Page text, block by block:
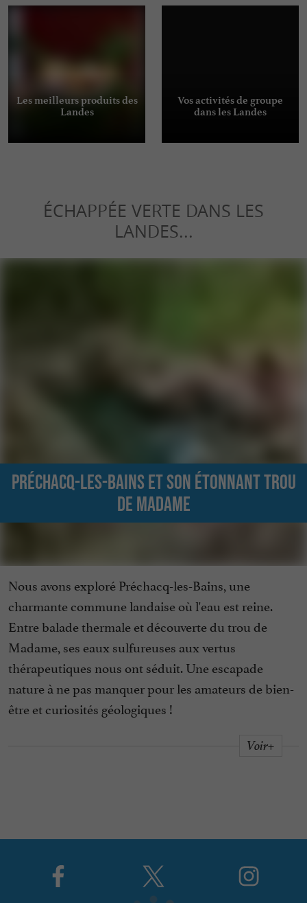
Les meilleurs produits des
Landes
Vos activités de groupe
dans les Landes
ÉCHAPPÉE VERTE DANS LES
LANDES...
Préchacq-les-Bains et son étonnant trou
de Madame
Nous avons exploré Préchacq-les-Bains, une
charmante commune landaise où l'eau est reine.
Entre balade thermale et découverte du trou de
Madame, ses eaux sulfureuses aux vertus
thérapeutiques nous ont séduit. Une escapade
nature à ne pas manquer pour les amateurs de bien-
être et curiosités géologiques !
Voir+